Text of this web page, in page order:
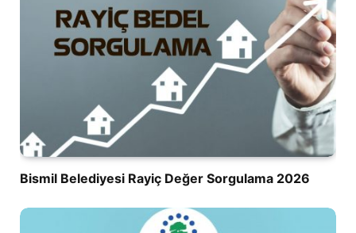
Bismil Belediyesi Rayiç Değer Sorgulama 2026